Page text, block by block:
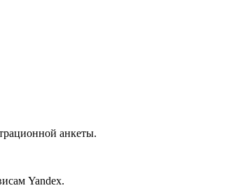
анкеты.
Yandex.